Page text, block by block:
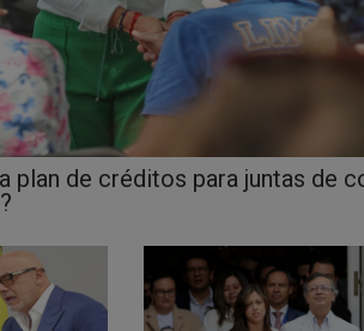
plan de créditos para juntas de